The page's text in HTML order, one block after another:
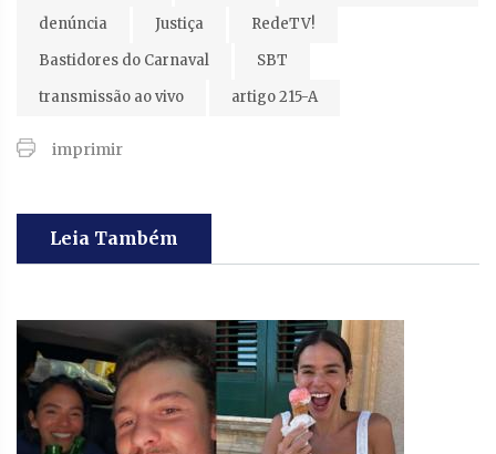
denúncia Justiça
RedeTV!
Bastidores do Carnaval
SBT
transmissão ao vivo
artigo 215-A
imprimir
Leia Também